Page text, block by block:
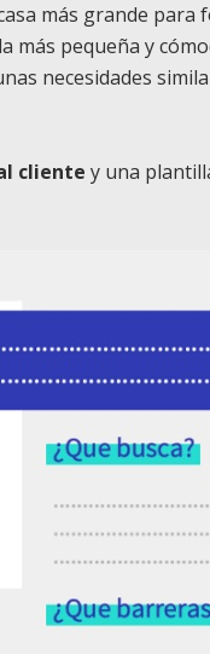
más grande para
más pequeña y
necesidades
cliente y una